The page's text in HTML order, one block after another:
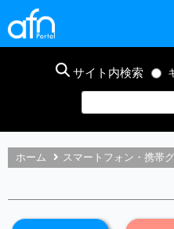
サイト内検索
ホーム スマートフォン・携帯